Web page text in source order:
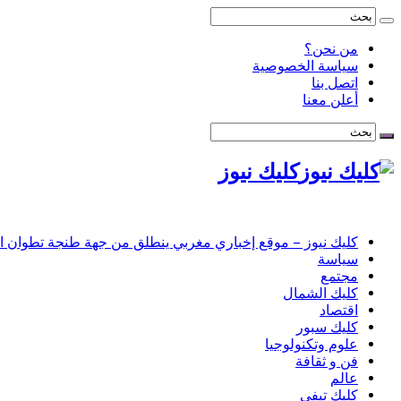
من نحن؟
سياسة الخصوصية
اتصل بنا
أعلن معنا
كليك نيوز
كليك نيوز – موقع إخباري مغربي ينطلق من جهة طنجة تطوان
سياسة
مجتمع
كليك الشمال
اقتصاد
كليك سبور
علوم وتكنولوجيا
فن و ثقافة
عالم
كليك تيفي